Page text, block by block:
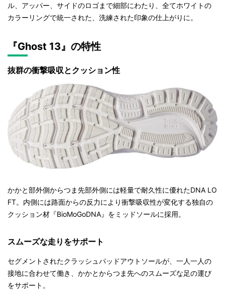
ル、アッパー、サイドのロゴまで細部にわたり、全てホワイトの
カラーリングで統一された、洗練された印象の仕上がりに。
『Ghost 13』の特性
抜群の衝撃吸収とクッション性
かかと部外側からつま先部外側には軽量で耐久性に優れたDNA LO
FT。内側には路面からの反力により衝撃吸収性が変化する独自の
クッション材『BioMoGoDNA』をミッドソールに採用。
スムーズな走りをサポート
セグメントされたクラッシュパッドアウトソールが、一人一人の
接地に合わせて働き、かかとからつま先へのスムーズな足の運び
をサポート。